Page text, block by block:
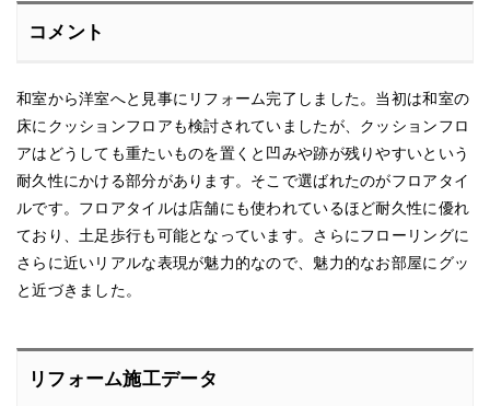
コメント
和室から洋室へと見事にリフォーム完了しました。当初は和室の
床にクッションフロアも検討されていましたが、クッションフロ
アはどうしても重たいものを置くと凹みや跡が残りやすいという
耐久性にかける部分があります。そこで選ばれたのがフロアタイ
ルです。フロアタイルは店舗にも使われているほど耐久性に優れ
ており、土足歩行も可能となっています。さらにフローリングに
さらに近いリアルな表現が魅力的なので、魅力的なお部屋にグッ
と近づきました。
リフォーム施工データ